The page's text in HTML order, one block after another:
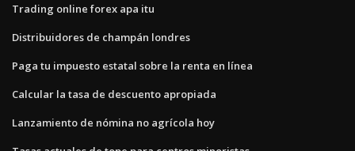
Trading online forex apa itu
Distribuidores de champán londres
Paga tu impuesto estatal sobre la renta en línea
Calcular la tasa de descuento apropiada
Lanzamiento de nómina no agrícola hoy